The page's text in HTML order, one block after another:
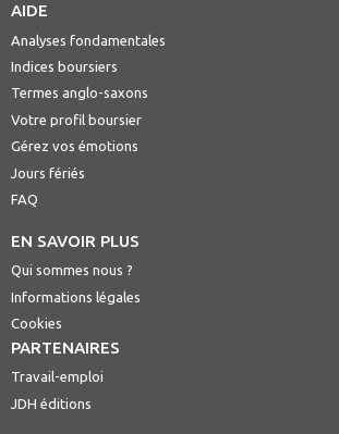
AIDE
Analyses fondamentales
Indices boursiers
Termes anglo-saxons
Votre profil boursier
Gérez vos émotions
Jours fériés
FAQ
EN SAVOIR PLUS
Qui sommes nous ?
Informations légales
Cookies
PARTENAIRES
Travail-emploi
JDH éditions